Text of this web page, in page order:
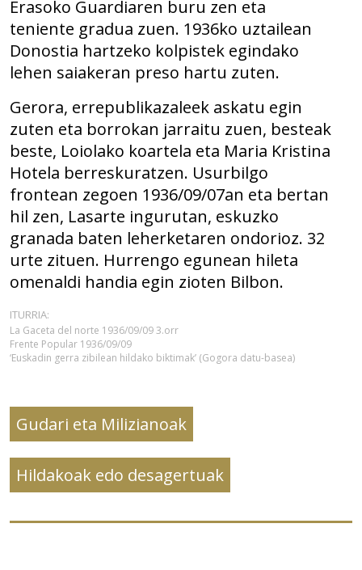
Erasoko Guardiaren buru zen eta
teniente gradua zuen. 1936ko uztailean
Donostia hartzeko kolpistek egindako
lehen saiakeran preso hartu zuten.
Gerora, errepublikazaleek askatu egin
zuten eta borrokan jarraitu zuen, besteak
beste, Loiolako koartela eta Maria Kristina
Hotela berreskuratzen. Usurbilgo
frontean zegoen 1936/09/07an eta bertan
hil zen, Lasarte ingurutan, eskuzko
granada baten leherketaren ondorioz. 32
urte zituen. Hurrengo egunean hileta
omenaldi handia egin zioten Bilbon.
ITURRIA:
La Gaceta del norte 1936/09/09 3.orr
Frente Popular 1936/09/09
‘Euskadin gerra zibilean hildako biktimak’ (Gogora datu-basea)
Gudari eta Milizianoak
Hildakoak edo desagertuak